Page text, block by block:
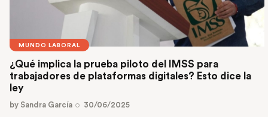
MUNDO LABORAL
¿Qué implica la prueba piloto del IMSS para
trabajadores de plataformas digitales? Esto dice la
ley
by Sandra García 30/06/2025